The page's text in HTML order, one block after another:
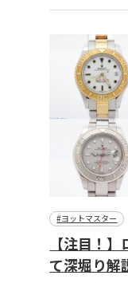
#ヨットマスター
【注目！
て深堀り解